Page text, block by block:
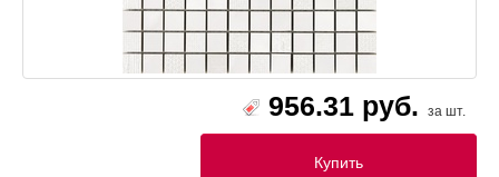
956.31 руб. за шт.
Купить